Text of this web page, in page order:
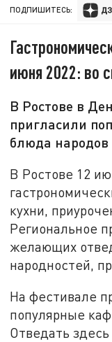
ПОДПИШИТЕСЬ:
июня 2022: во
В Ростове в
пригласили
блюда
В Ростове 12
кухни,
Региональное
желающих
народностей,
На фестивале
популярные
Отведать